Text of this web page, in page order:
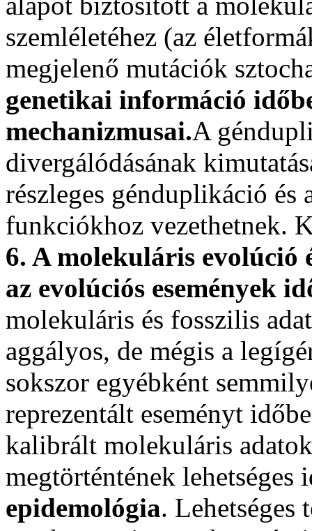
szemléletéhez (az
megjelenő mutációk
genetikai információ
mechanizmusai.A
divergálódásának
részleges génduplikáció
funkciókhoz vezethetnek.
6. A molekuláris evolúció
az evolúciós események
molekuláris és fosszilis
aggályos, de mégis a
sokszor egyébként
reprezentált eseményt
kalibrált molekuláris
megtörténtének
epidemológia. Lehetséges